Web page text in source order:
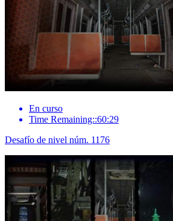
En curso
Time Remaining::60:29
Desafío de nivel núm. 1176